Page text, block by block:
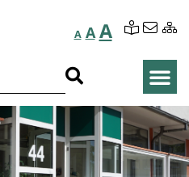
A A A